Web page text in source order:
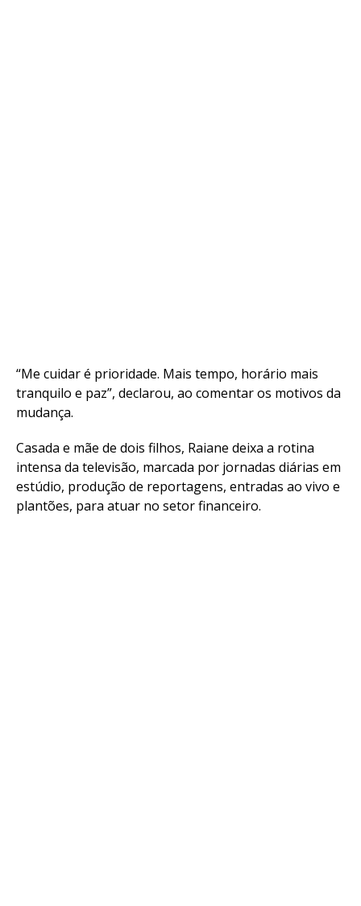
“Me cuidar é prioridade. Mais tempo, horário mais
tranquilo e paz”, declarou, ao comentar os motivos da
mudança.
Casada e mãe de dois filhos, Raiane deixa a rotina
intensa da televisão, marcada por jornadas diárias em
estúdio, produção de reportagens, entradas ao vivo e
plantões, para atuar no setor financeiro.